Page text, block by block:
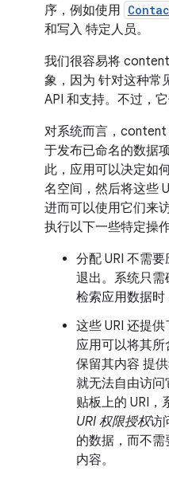
序，例如使用
和写入 特定人员。
我们很容易将
象，因为 针对这种常
API 和支持。不过，
对系统而言，
于发布已命名的数据
此，应用可以决定如
名空间，然后将这些
进而可以使用它们来
执行以下一些特定操
分配 URI 不需
退出。系统只需
检索应用数据时
这些 URI 还提
应用可以将其所
保留其内容 提
就无法自由访
贴板上的 URI，
URI 权限授权访
的数据，而不
内容。